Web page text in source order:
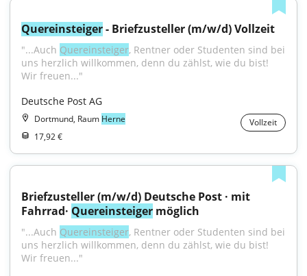
Quereinsteiger - Briefzusteller (m/w/d) Vollzeit
"...Auch Quereinsteiger, Rentner oder Studenten sind bei
uns herzlich willkommen, denn du zählst, wie du bist!
Wir freuen..."
Deutsche Post AG
Dortmund, Raum Herne
Vollzeit
17,92 €
Briefzusteller (m/w/d) Deutsche Post · mit
Fahrrad· Quereinsteiger möglich
"...Auch Quereinsteiger, Rentner oder Studenten sind bei
uns herzlich willkommen, denn du zählst, wie du bist!
Wir freuen..."